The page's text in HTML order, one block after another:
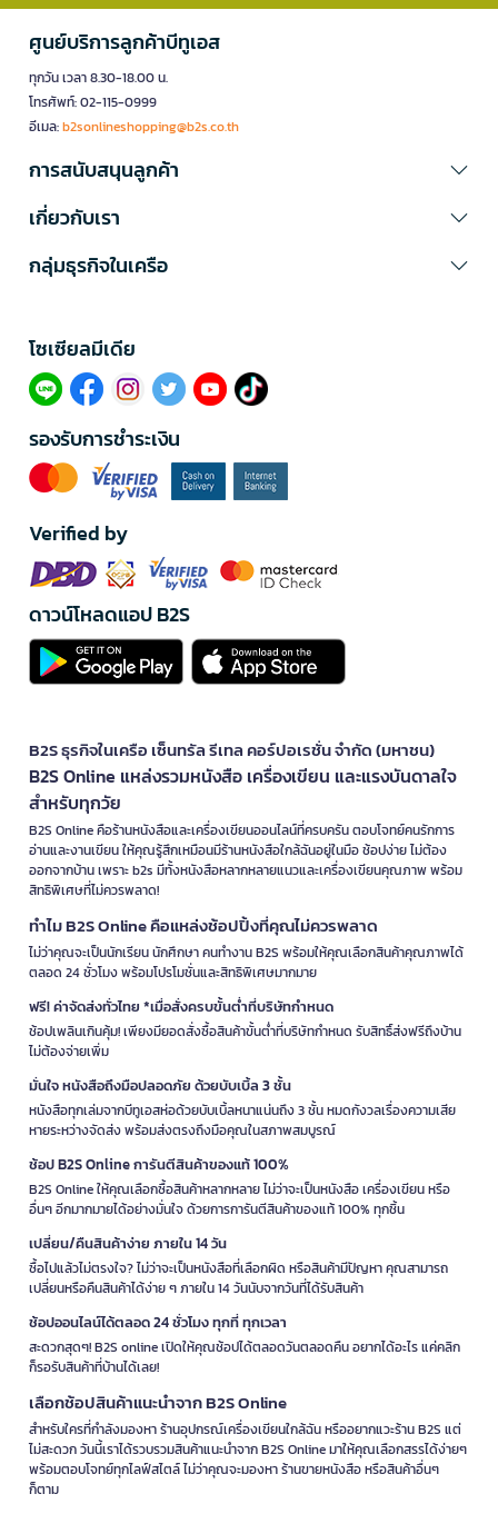
ศูนย์บริการลูกค้าบีทูเอส
ทุกวัน เวลา 8.30-18.00 น.
โทรศัพท์: 02-115-0999
อีเมล:b2sonlineshopping@b2s.co.th
การสนับสนุนลูกค้า
เกี่ยวกับเรา
กลุ่มธุรกิจในเครือ
โซเซียลมีเดีย​
รองรับการชำระเงิน
Verified by
ดาวน์โหลดแอป B2S
B2S ธุรกิจในเครือ เซ็นทรัล รีเทล คอร์ปอเรชั่น จำกัด (มหาชน)
B2S Online แหล่งรวมหนังสือ เครื่องเขียน และแรงบันดาลใจ
สำหรับทุกวัย
B2S Online คือร้านหนังสือและเครื่องเขียนออนไลน์ที่ครบครัน ตอบโจทย์คนรักการ
อ่านและงานเขียน ให้คุณรู้สึกเหมือนมีร้านหนังสือใกล้ฉันอยู่ในมือ ช้อปง่าย ไม่ต้อง
ออกจากบ้าน เพราะ b2s มีทั้งหนังสือหลากหลายแนวและเครื่องเขียนคุณภาพ พร้อม
สิทธิพิเศษที่ไม่ควรพลาด!
ทำไม B2S Online คือแหล่งช้อปปิ้งที่คุณไม่ควรพลาด
ไม่ว่าคุณจะเป็นนักเรียน นักศึกษา คนทำงาน B2S พร้อมให้คุณเลือกสินค้าคุณภาพได้
ตลอด 24 ชั่วโมง พร้อมโปรโมชั่นและสิทธิพิเศษมากมาย
ฟรี! ค่าจัดส่งทั่วไทย *เมื่อสั่งครบขั้นต่ำที่บริษัทกำหนด
ช้อปเพลินเกินคุ้ม! เพียงมียอดสั่งซื้อสินค้าขั้นต่ำที่บริษัทกำหนด รับสิทธิ์ส่งฟรีถึงบ้าน
ไม่ต้องจ่ายเพิ่ม
มั่นใจ หนังสือถึงมือปลอดภัย ด้วยบับเบิ้ล 3 ชั้น
หนังสือทุกเล่มจากบีทูเอสห่อด้วยบับเบิ้ลหนาแน่นถึง 3 ชั้น หมดกังวลเรื่องความเสีย
หายระหว่างจัดส่ง พร้อมส่งตรงถึงมือคุณในสภาพสมบูรณ์
ช้อป B2S Online การันตีสินค้าของแท้ 100%
B2S Online ให้คุณเลือกซื้อสินค้าหลากหลาย ไม่ว่าจะเป็นหนังสือ เครื่องเขียน หรือ
อื่นๆ อีกมากมายได้อย่างมั่นใจ ด้วยการการันตีสินค้าของแท้ 100% ทุกชิ้น
เปลี่ยน/คืนสินค้าง่าย ภายใน 14 วัน
ซื้อไปแล้วไม่ตรงใจ? ไม่ว่าจะเป็นหนังสือที่เลือกผิด หรือสินค้ามีปัญหา คุณสามารถ
เปลี่ยนหรือคืนสินค้าได้ง่าย ๆ ภายใน 14 วันนับจากวันที่ได้รับสินค้า
ช้อปออนไลน์ได้ตลอด 24 ชั่วโมง ทุกที่ ทุกเวลา
สะดวกสุดๆ! B2S online เปิดให้คุณช้อปได้ตลอดวันตลอดคืน อยากได้อะไร แค่คลิก
ก็รอรับสินค้าที่บ้านได้เลย!
เลือกช้อปสินค้าแนะนำจาก B2S Online
สำหรับใครที่กำลังมองหา ร้านอุปกรณ์เครื่องเขียนใกล้ฉัน หรืออยากแวะร้าน B2S แต่
ไม่สะดวก วันนี้เราได้รวบรวมสินค้าแนะนำจาก B2S Online มาให้คุณเลือกสรรได้ง่ายๆ
พร้อมตอบโจทย์ทุกไลฟ์สไตล์ ไม่ว่าคุณจะมองหา ร้านขายหนังสือ หรือสินค้าอื่นๆ
ก็ตาม